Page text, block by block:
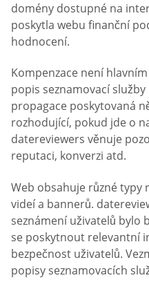
domény dostupné na
poskytla webu finanční
hodnocení.
Kompenzace není
popis seznamovací
propagace poskytovaná
rozhodující, pokud jde o
datereviewers věnuje
reputaci, konverzi atd.
Web obsahuje různé typy
videí a bannerů.
seznámení uživatelů bylo
se poskytnout relevantní
bezpečnost uživatelů.
popisy seznamovacích